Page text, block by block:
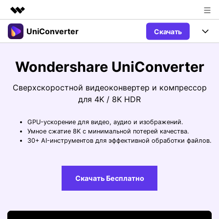
Рекомендуемые продукты
Управление данными
Решения
Покупка
UniConverter Скачать
UniConverter для Windows
Mac
UniConverter для Mac
AI функции
Блог
Креативный Дизайн
Фотография
Посмотрите видеоурок и узнайте, как использовать
UniConverter.
Поддержка
использования UniConverter.
Wondershare UniConverter
Сверхскоростной видеоконвертер и компрессор
для 4K / 8K HDR
GPU-ускорение для видео, аудио и изображений.
Умное сжатие 8K с минимальной потерей качества.
30+ AI-инструментов для эффективной обработки файлов.
Скачать Бесплатно